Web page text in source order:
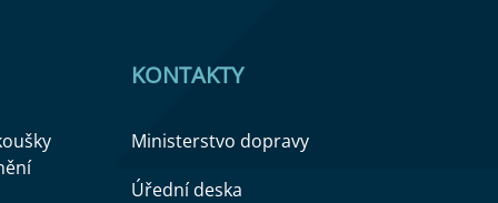
KONTAKTY
Ministerstvo dopravy
Úřední deska